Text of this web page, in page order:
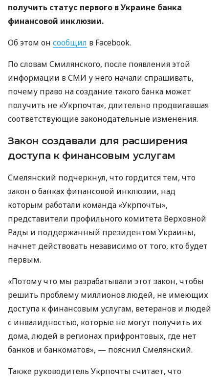
получить статус первого в Украине банка
финансовой инклюзии.
Об этом он сообщил в Facebook.
По словам Смилянского, после появления этой
информации в СМИ у него начали спрашивать,
почему право на создание такого банка может
получить не «Укрпочта», длительно продвигавшая
соответствующие законодательные изменения.
Закон создавали для расширения
доступа к финансовым услугам
Смелянский подчеркнул, что гордится тем, что
закон о банках финансовой инклюзии, над
которым работали команда «Укрпочты»,
представители профильного комитета Верховной
Рады и поддержанный президентом Украины,
начнет действовать независимо от того, кто будет
первым.
«Потому что мы разрабатывали этот закон, чтобы
решить проблему миллионов людей, не имеющих
доступа к финансовым услугам, ветеранов и людей
с инвалидностью, которые не могут получить их
дома, людей в регионах прифронтовых, где нет
банков и банкоматов», — пояснил Смелянский.
Также руководитель Укрпочты считает, что